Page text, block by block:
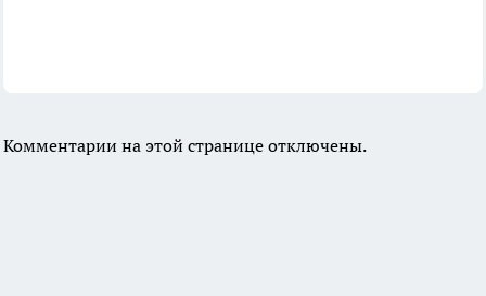
Комментарии на этой странице отключены.